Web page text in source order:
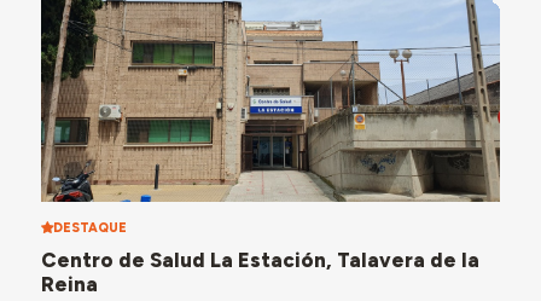
DESTAQUE
Centro de Salud La Estación, Talavera de la
Reina